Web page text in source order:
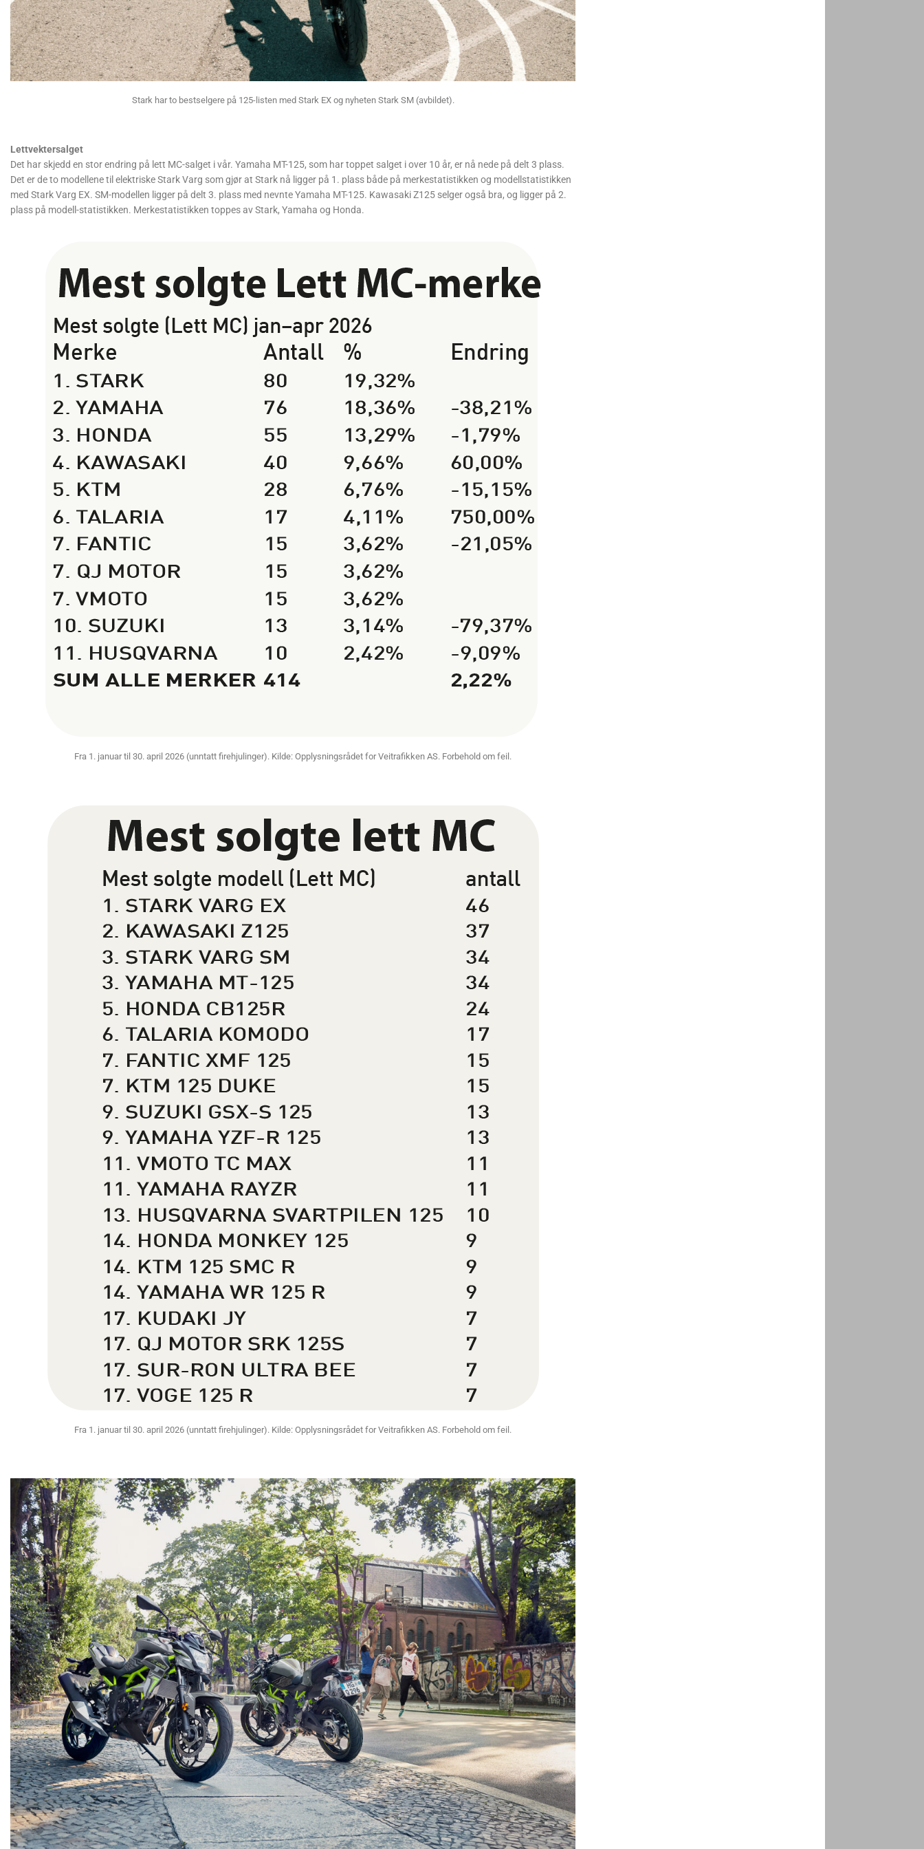
Stark har to bestselgere på 125-listen med Stark EX og nyheten Stark SM (avbildet).
Lettvektersalget
Det har skjedd en stor endring på lett MC-salget i vår. Yamaha MT-125, som har toppet salget i over 10 år, er nå nede på delt 3 plass.
Det er de to modellene til elektriske Stark Varg som gjør at Stark nå ligger på 1. plass både på merkestatistikken og modellstatistikken
med Stark Varg EX. SM-modellen ligger på delt 3. plass med nevnte Yamaha MT-125. Kawasaki Z125 selger også bra, og ligger på 2.
plass på modell-statistikken. Merkestatistikken toppes av Stark, Yamaha og Honda.
Fra 1. januar til 30. april 2026 (unntatt firehjulinger). Kilde: Opplysningsrådet for Veitrafikken AS. Forbehold om feil.
Fra 1. januar til 30. april 2026 (unntatt firehjulinger). Kilde: Opplysningsrådet for Veitrafikken AS. Forbehold om feil.